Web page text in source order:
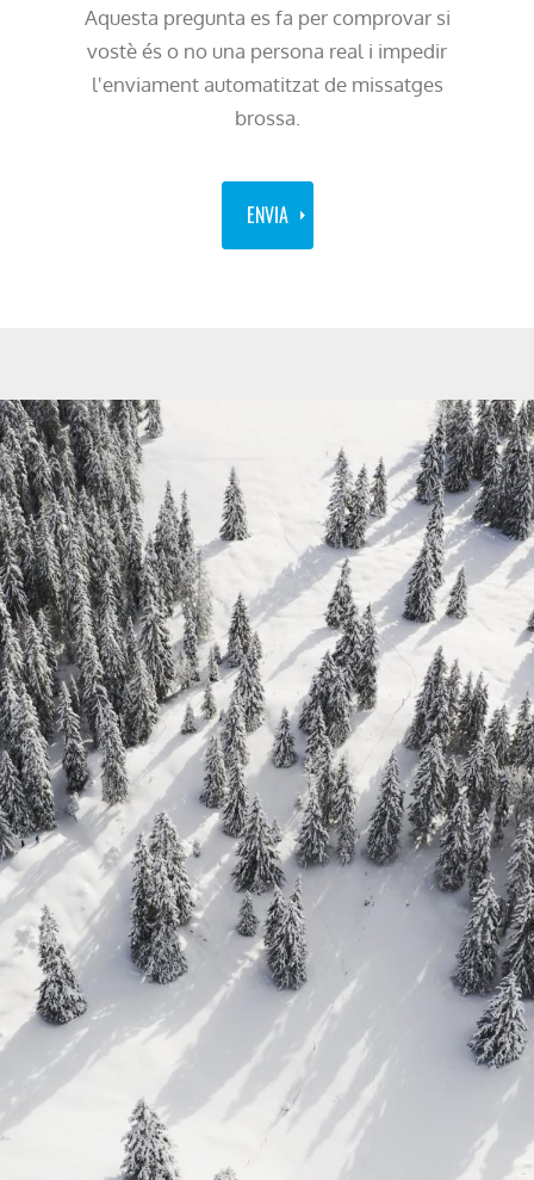
Aquesta pregunta es fa per comprovar si
vostè és o no una persona real i impedir
l'enviament automatitzat de missatges
brossa.